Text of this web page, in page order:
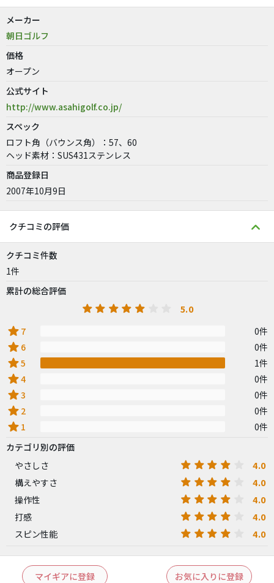
メーカー
朝日ゴルフ
価格
オープン
公式サイト
http://www.asahigolf.co.jp/
スペック
ロフト角（バウンス角）：57、60
ヘッド素材：SUS431ステンレス
商品登録日
2007年10月9日
クチコミの評価
クチコミ件数
1件
累計の総合評価
5.0
star 7 0件
star 6 0件
star5 1件
star4 0件
star3 0件
star 2 0件
star 1
0件
カテゴリ別の評価
やさしさ
4.0
構えやすさ 4.0
操作性 4.0
打感 4.0
スピン性能 4.0
マイギアに登録 お気に入りに登録